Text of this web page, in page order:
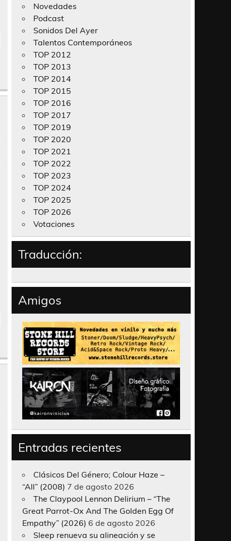
Novedades
Podcast
Sonidos Del Ayer
Talentos Contemporáneos
TOP 2012
TOP 2013
TOP 2014
TOP 2015
TOP 2016
TOP 2017
TOP 2019
TOP 2020
TOP 2021
TOP 2022
TOP 2023
TOP 2024
TOP 2025
TOP 2026
Votaciones
Traducción:
Amigos
Entradas recientes
Clásicos Del Género; Colour Haze –
“All” (2008) 7 de agosto 2026
The Claypool Lennon Delirium – “The
Great Parrot-Ox And The Golden Egg Of
Empathy” (2026) 6 de agosto 2026
Sleep renueva su alineación y se